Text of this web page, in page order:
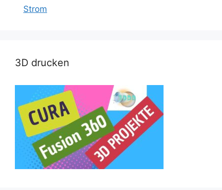
Strom
3D drucken